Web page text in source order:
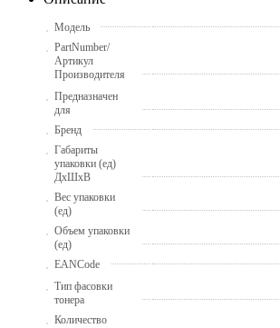
Модель
PartNumber/
Артикул
Производителя
Предназначен
для
Бренд
Габариты
упаковки (ед)
ДхШхВ
Вес упаковки
(ед)
Объем упаковки
(ед)
EANCode
Тип фасовки
тонера
Количество